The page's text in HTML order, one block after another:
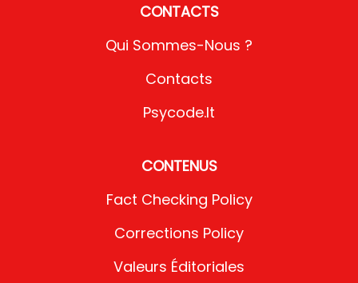
CONTACTS
Qui Sommes-Nous ?
Contacts
Psycode.it
CONTENUS
Fact Checking Policy
Corrections Policy
Valeurs Éditoriales